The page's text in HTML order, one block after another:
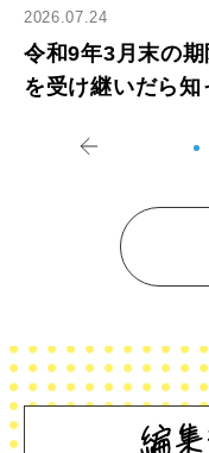
2026.07.24
令和9年3月末の
を受け継いだら知